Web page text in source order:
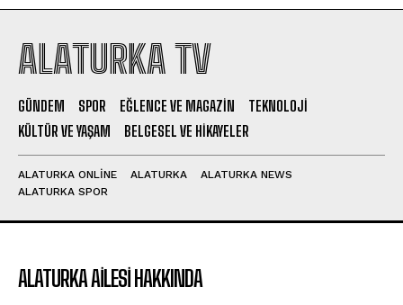
ALATURKA TV
GÜNDEM SPOR EĞLENCE VE MAGAZIN
TEKNOLOJI
KÜLTÜR VE YAŞAM
BELGESEL VE HIKAYELER
ALATURKA ONLINE ALATURKA
ALATURKA NEWS
ALATURKA SPOR
ALATURKA AILESI HAKKINDA